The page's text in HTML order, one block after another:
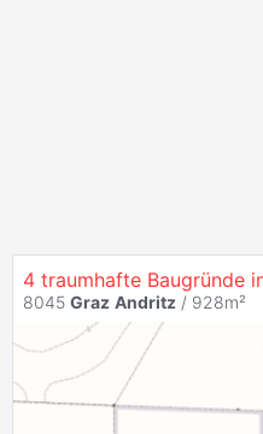
4 traumhafte Baugründe
8045 Graz Andritz / 928m²